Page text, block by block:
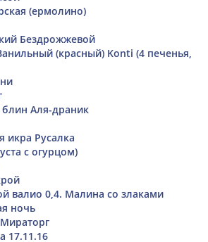
(ермолино)
Бездрожжевой
(красный) Konti (4 печенья,
Аля-драник
икра Русалка
с огурцом)
валио 0,4. Малина со злаками
ночь
17.11.16